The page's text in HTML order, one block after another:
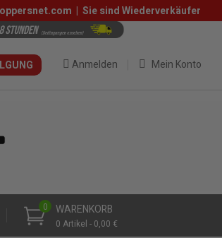
| Sie sind Wiederverkäufer
Mein Konto
Anmelden
WARENKORB
0 Artikel - 0,00 €
0